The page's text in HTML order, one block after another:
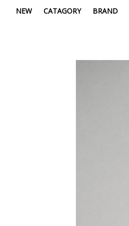
NEW CATAGORY BRAND